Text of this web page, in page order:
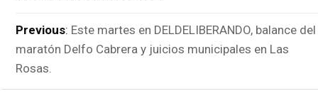
Previous: Este martes en DELDELIBERANDO, balance del
maratón Delfo Cabrera y juicios municipales en Las
Rosas.